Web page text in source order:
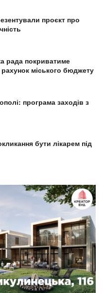
проєкт про
рада покриватиме
міського бюджету
програма заходів з
бути лікарем під